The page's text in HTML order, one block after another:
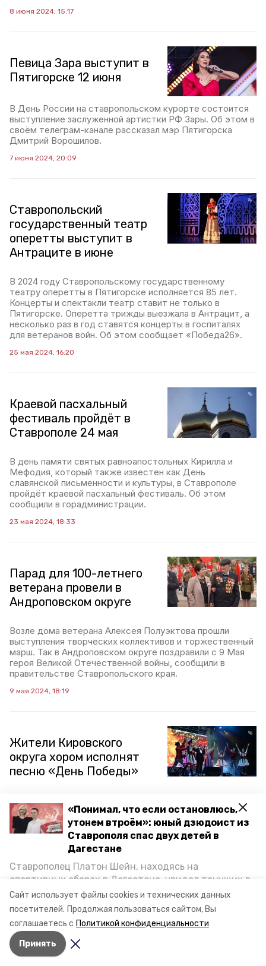
Сайт использует файлы cookies и технических данных
посетителей. Продолжая пользоваться сайтом, Вы
соглашаетесь с Политикой конфиденциальности
Принять
«Понимал, что если остановлюсь,
утонем втроём»: юный дзюдоист из
Ставрополя спас двух детей в
Дагестане
Ставрополец Платон Шейн, находясь на
спортивных сборах в Дегестане, увидел тонущих в
Каспийском море детей и бросился на помощь. По
возвращении домой, отважного мальчика
пригласили в министерство образования края и
наградили. Корреспондент «Победы26» пообщался
с юным героем.
8 июня 2024, 15:17
Певица Зара выступит в
Пятигорске 12 июня
В День России на ставропольском курорте состоится
выступление заслуженной артистки РФ Зары. Об этом в
своём телеграм-канале рассказал мэр Пятигорска
Дмитрий Ворошилов.
7 июня 2024, 20:09
Ставропольский
государственный театр
оперетты выступит в
Антраците в июне
В 2024 году Ставропольскому государственному
театру оперетты в Пятигорске исполняется 85 лет.
Концерты и спектакли театр ставит не только в
Пятигорске. Оперетта трижды выезжала в Антрацит, а
несколько раз в год ставятся концерты в госпиталях
для ветеранов войн. Об этом сообщает «Победа26».
25 мая 2024, 16:20
Краевой пасхальный
фестиваль пройдёт в
Ставрополе 24 мая
В день памяти святых равноапостольных Кирилла и
Мефодия, который также известен как День
славянской письменности и культуры, в Ставрополе
пройдёт краевой пасхальный фестиваль. Об этом
сообщили в горадминистрации.
23 мая 2024, 18:33
Парад для 100-летнего
ветерана провели в
Андроповском округе
Возле дома ветерана Алексея Полуэктова прошли
выступления творческих коллективов и торжественный
марш. Так в Андроповском округе поздравили с 9 Мая
героя Великой Отечественной войны, сообщили в
правительстве Ставропольского края.
9 мая 2024, 18:19
Жители Кировского
округа хором исполнят
песню «День Победы»
пройдёт праздничный концерт. Начало мероприятия в
19:00, сообщили в правительстве Ставропольского края.
9 мая 2024, 10:36
Оркестр краевого МВД
выступит 9 Мая в
Центральном парке
Ставрополя